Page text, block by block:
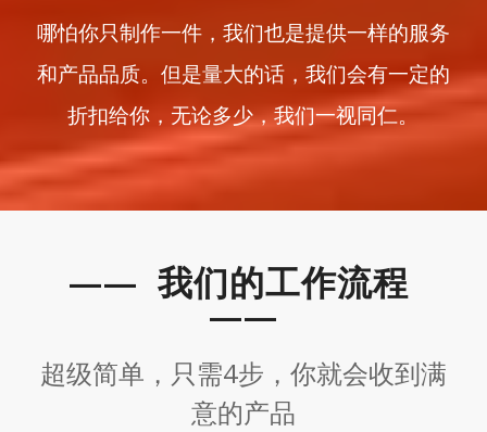
哪怕你只制作一件，我们也是提供一样的服务
和产品品质。但是量大的话，我们会有一定的
折扣给你，无论多少，我们一视同仁。
—— 我们的工作流程
——
超级简单，只需4步，你就会收到满
意的产品